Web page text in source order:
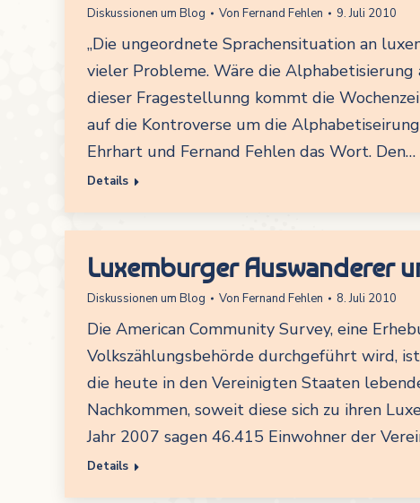
Diskussionen um Blog Von Fernand Fehlen 9. Juli 2010
„Die ungeordnete Sprachensituation an
vieler Probleme. Wäre die
dieser Fragestellunng kommt die
auf die Kontroverse um die
Ehrhart und Fernand Fehlen das Wort. Den…
Details
Luxemburger Auswanderer
Diskussionen um Blog Von Fernand Fehlen 8. Juli 2010
Die American Community Survey, eine
Volkszählungsbehörde durchgeführt wird,
die heute in den Vereinigten Staaten
Nachkommen, soweit diese sich zu ihren
Jahr 2007 sagen 46.415 Einwohner der
Details